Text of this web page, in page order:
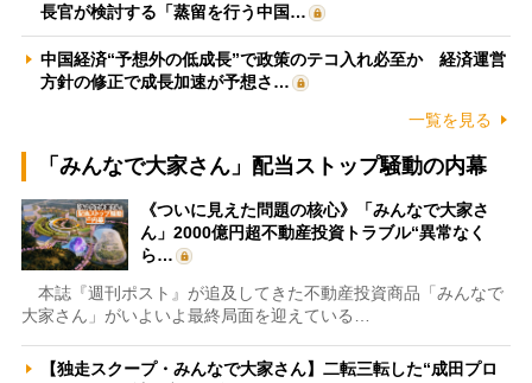
長官が検討する「蒸留を行う中国…
中国経済“予想外の低成長”で政策のテコ入れ必至か 経済運営
方針の修正で成長加速が予想さ…
一覧を見る
「みんなで大家さん」配当ストップ騒動の内幕
《ついに見えた問題の核心》「みんなで大家さ
ん」2000億円超不動産投資トラブル“異常なく
ら…
本誌『週刊ポスト』が追及してきた不動産投資商品「みんなで
大家さん」がいよいよ最終局面を迎えている…
【独走スクープ・みんなで大家さん】二転三転した“成田プロ